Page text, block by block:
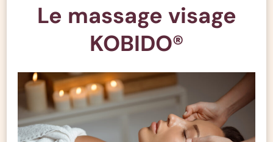
Le massage visage
KOBIDO®